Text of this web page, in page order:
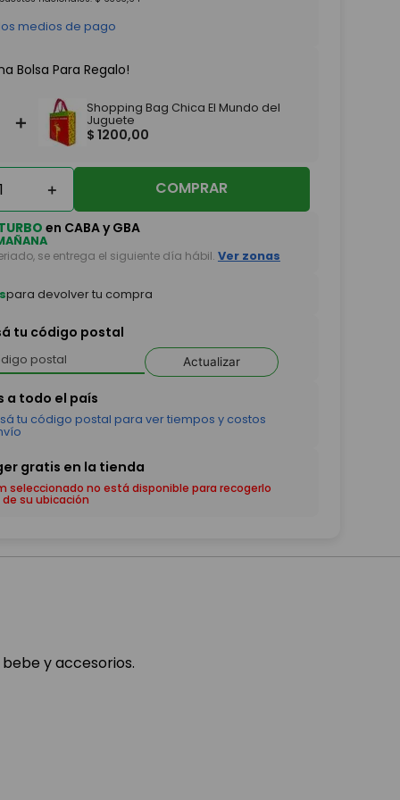
medios de pago
Bolsa Para Regalo!
＋
Shopping Bag Chica El Mundo del
Juguete
$ 1200,00
＋ COMPRAR
en CABA y GBA
se entrega el siguiente día hábil. Ver zonas
para devolver tu compra
tu código postal
Actualizar
seleccionado no está disponible para recogerlo
de su ubicación
y accesorios.